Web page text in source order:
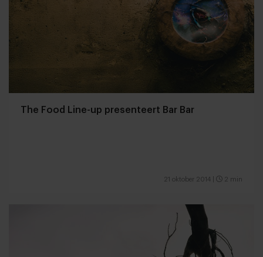
The Food Line-up presenteert Bar Bar
21 oktober 2014 2 min